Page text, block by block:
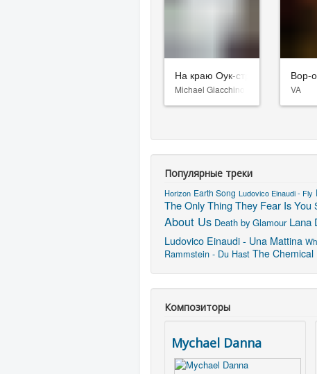
На краю Оук-стрит
Michael Giacchino
Вор-
VA
Популярные треки
Horizon Earth Song Ludovico Einaudi - Fly
The Only Thing They Fear Is You
About Us Death by Glamour Lana
Ludovico Einaudi - Una Mattina
Rammstein - Du Hast The Chemical
Композиторы
Mychael Danna